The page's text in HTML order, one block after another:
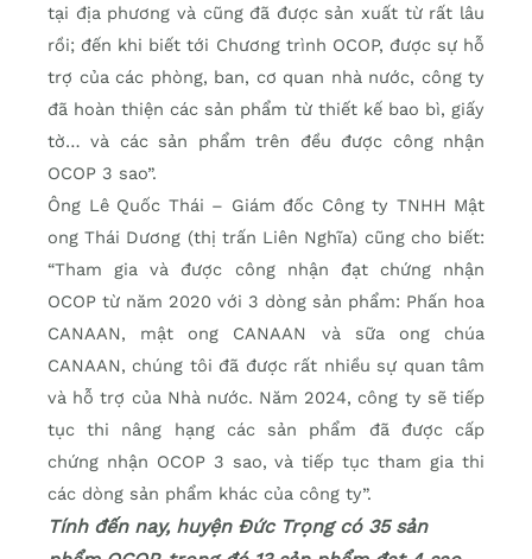
tại địa phương và cũng đã được sản xuất từ rất lâu
rồi; đến khi biết tới Chương trình OCOP, được sự hỗ
trợ của các phòng, ban, cơ quan nhà nước, công ty
đã hoàn thiện các sản phẩm từ thiết kế bao bì, giấy
tờ… và các sản phẩm trên đều được công nhận
OCOP 3 sao”.
Ông Lê Quốc Thái – Giám đốc Công ty TNHH Mật
ong Thái Dương (thị trấn Liên Nghĩa) cũng cho biết:
“Tham gia và được công nhận đạt chứng nhận
OCOP từ năm 2020 với 3 dòng sản phẩm: Phấn hoa
CANAAN, mật ong CANAAN và sữa ong chúa
CANAAN, chúng tôi đã được rất nhiều sự quan tâm
và hỗ trợ của Nhà nước. Năm 2024, công ty sẽ tiếp
tục thi nâng hạng các sản phẩm đã được cấp
chứng nhận OCOP 3 sao, và tiếp tục tham gia thi
các dòng sản phẩm khác của công ty”.
Tính đến nay, huyện Đức Trọng có 35 sản